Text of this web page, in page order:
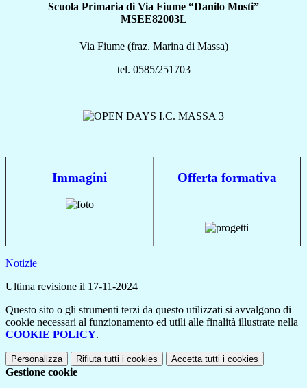
Scuola Primaria di Via Fiume “Danilo Mosti”
MSEE82003L
Via Fiume (fraz. Marina di Massa)
tel. 0585/251703
Immagini Offerta formativa
Notizie
Ultima revisione il 17-11-2024
Questo sito o gli strumenti terzi da questo utilizzati si avvalgono di
cookie necessari al funzionamento ed utili alle finalità illustrate nella
COOKIE POLICY.
Personalizza Rifiuta tutti i cookies Accetta tutti i cookies
Gestione cookie